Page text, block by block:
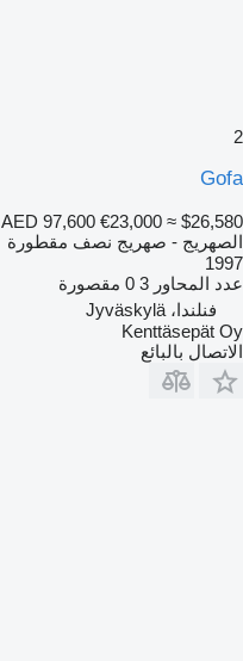
2
Gofa
AED 97,600 €23,000 ≈ $26,580
الصهريج - صهريج نصف مقطورة
1997
عدد المحاور 3 0 مقصورة
فنلندا، Jyväskylä
Kenttäsepät Oy
الاتصال بالبائع